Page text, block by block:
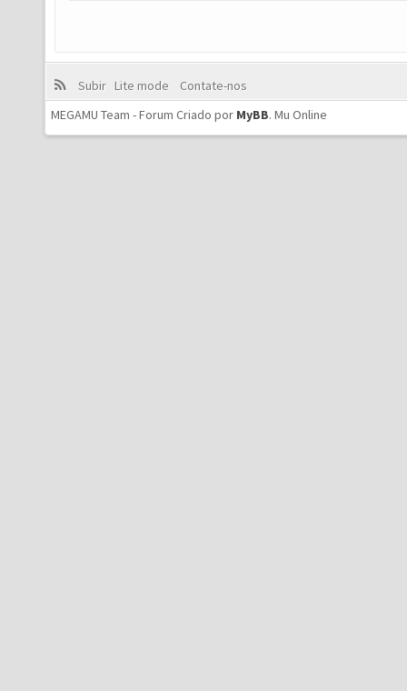
Subir Lite mode
Contate-nos
MEGAMU Team - Forum Criado por MyBB. Mu Online